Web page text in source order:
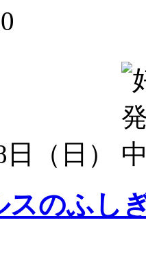
（日）
スのふし